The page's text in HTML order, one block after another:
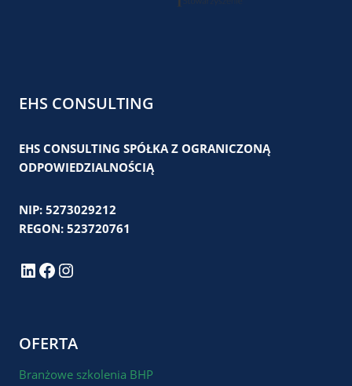
EHS CONSULTING
EHS CONSULTING SPÓŁKA Z OGRANICZONĄ
ODPOWIEDZIALNOŚCIĄ
NIP: 5273029212
REGON: 523720761
LinkedIn
Facebook
Instagram
OFERTA
Branżowe szkolenia BHP